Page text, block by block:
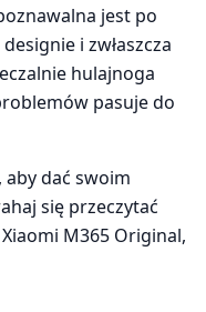
jest po
i zwłaszcza
hulajnoga
pasuje do
dać swoim
się przeczytać
M365 Original,